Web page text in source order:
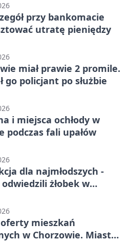
przy bankomacie
utratę pieniędzy
miał prawie 2 promile.
go policjant po służbie
i miejsca ochłody w
podczas fali upałów
dla najmłodszych -
żłobek w
oferty mieszkań
w Chorzowie. Miasto